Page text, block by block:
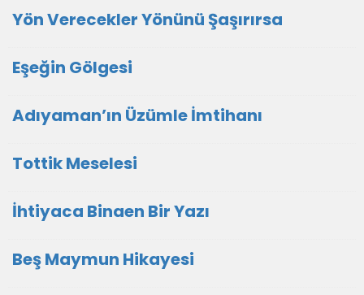
Yön Verecekler Yönünü Şaşırırsa
Eşeğin Gölgesi
Adıyaman’ın Üzümle İmtihanı
Tottik Meselesi
İhtiyaca Binaen Bir Yazı
Beş Maymun Hikayesi